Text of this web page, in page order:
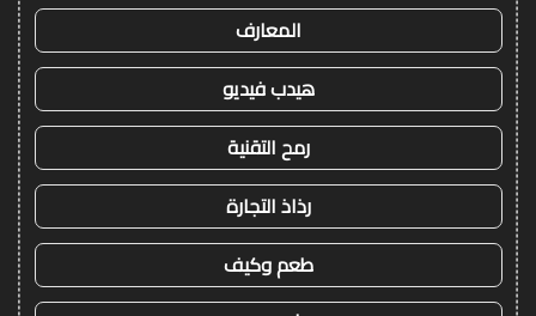
المعارف
هيدب فيديو
رمح التقنية
رذاذ التجارة
طعم وكيف